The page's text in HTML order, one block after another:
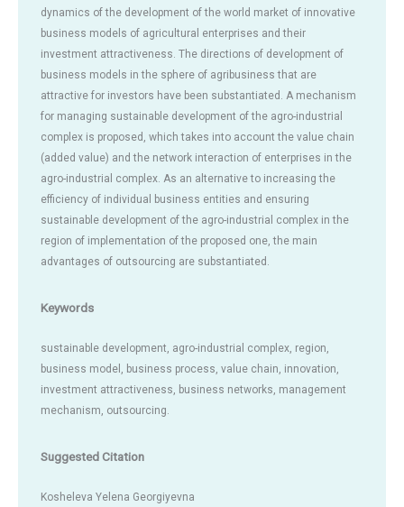
dynamics of the development of the world market of innovative
business models of agricultural enterprises and their
investment attractiveness. The directions of development of
business models in the sphere of agribusiness that are
attractive for investors have been substantiated. A mechanism
for managing sustainable development of the agro-industrial
complex is proposed, which takes into account the value chain
(added value) and the network interaction of enterprises in the
agro-industrial complex. As an alternative to increasing the
efficiency of individual business entities and ensuring
sustainable development of the agro-industrial complex in the
region of implementation of the proposed one, the main
advantages of outsourcing are substantiated.
Keywords
sustainable development, agro-industrial complex, region,
business model, business process, value chain, innovation,
investment attractiveness, business networks, management
mechanism, outsourcing.
Suggested Citation
Kosheleva Yelena Georgiyevna